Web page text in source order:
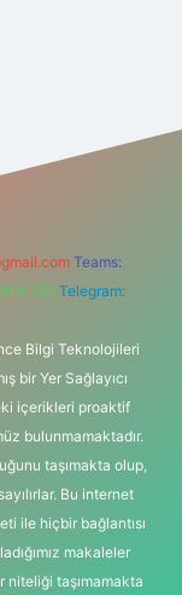
Teams:
0 726 Telegram:
Bilgi Teknolojileri
bir Yer Sağlayıcı
içerikleri proaktif
bulunmamaktadır.
taşımakta olup,
Bu internet
ile hiçbir bağlantısı
makaleler
niteliği taşımamakta